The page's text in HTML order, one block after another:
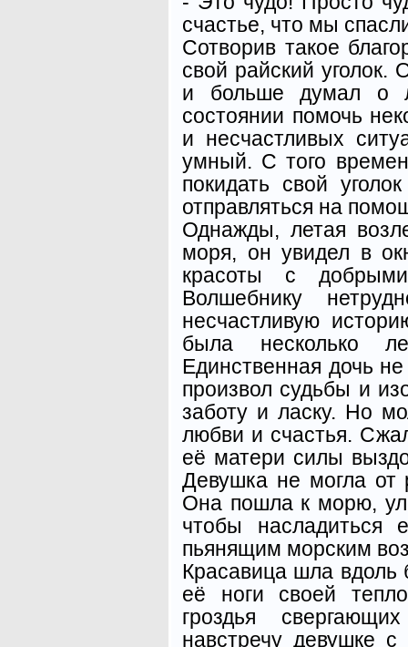
счастье, что мы
Сотворив такое
свой райский уголок.
и больше думал о
состоянии помочь
и несчастливых
умный. С того
покидать свой
отправляться на
Однажды, летая
моря, он увидел в
красоты с
Волшебнику
несчастливую
была несколько
Единственная дочь
произвол судьбы и
заботу и ласку. Но
любви и счастья.
её матери силы
Девушка не могла от
Она пошла к морю,
чтобы насладиться
пьянящим морским
Красавица шла
её ноги своей
гроздья
навстречу девушке